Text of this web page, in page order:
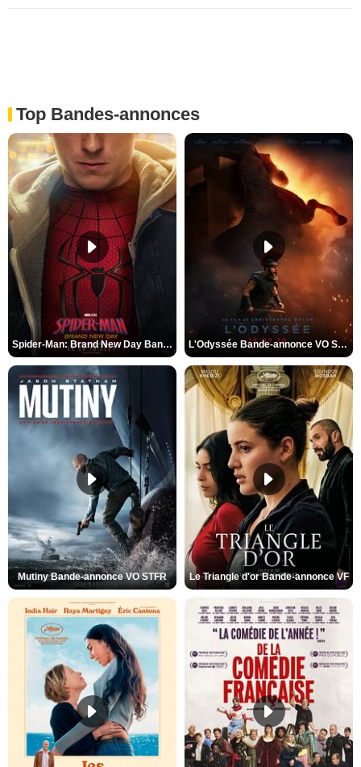
Top Bandes-annonces
Spider-Man: Brand New Day Bande-annonce VO STFR L'Odyssée Bande-annonce VO STFR
Mutiny Bande-annonce VO STFR Le Triangle d'or Bande-annonce VF